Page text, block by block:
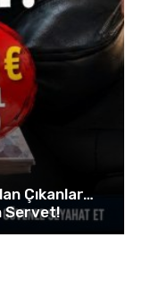
Çıkanlar…
Servet!